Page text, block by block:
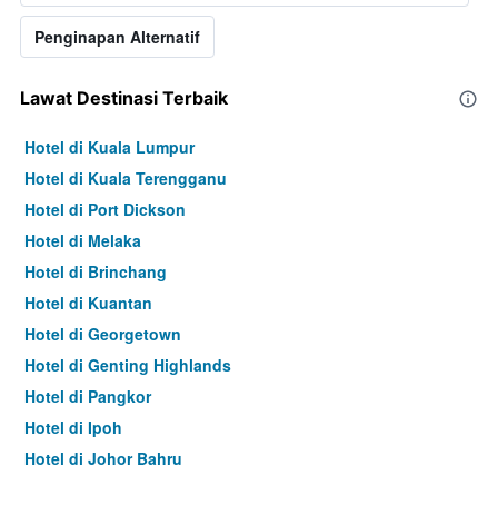
Penginapan Alternatif
Lawat Destinasi Terbaik
Hotel di Kuala Lumpur
Hotel di Kuala Terengganu
Hotel di Port Dickson
Hotel di Melaka
Hotel di Brinchang
Hotel di Kuantan
Hotel di Georgetown
Hotel di Genting Highlands
Hotel di Pangkor
Hotel di Ipoh
Hotel di Johor Bahru